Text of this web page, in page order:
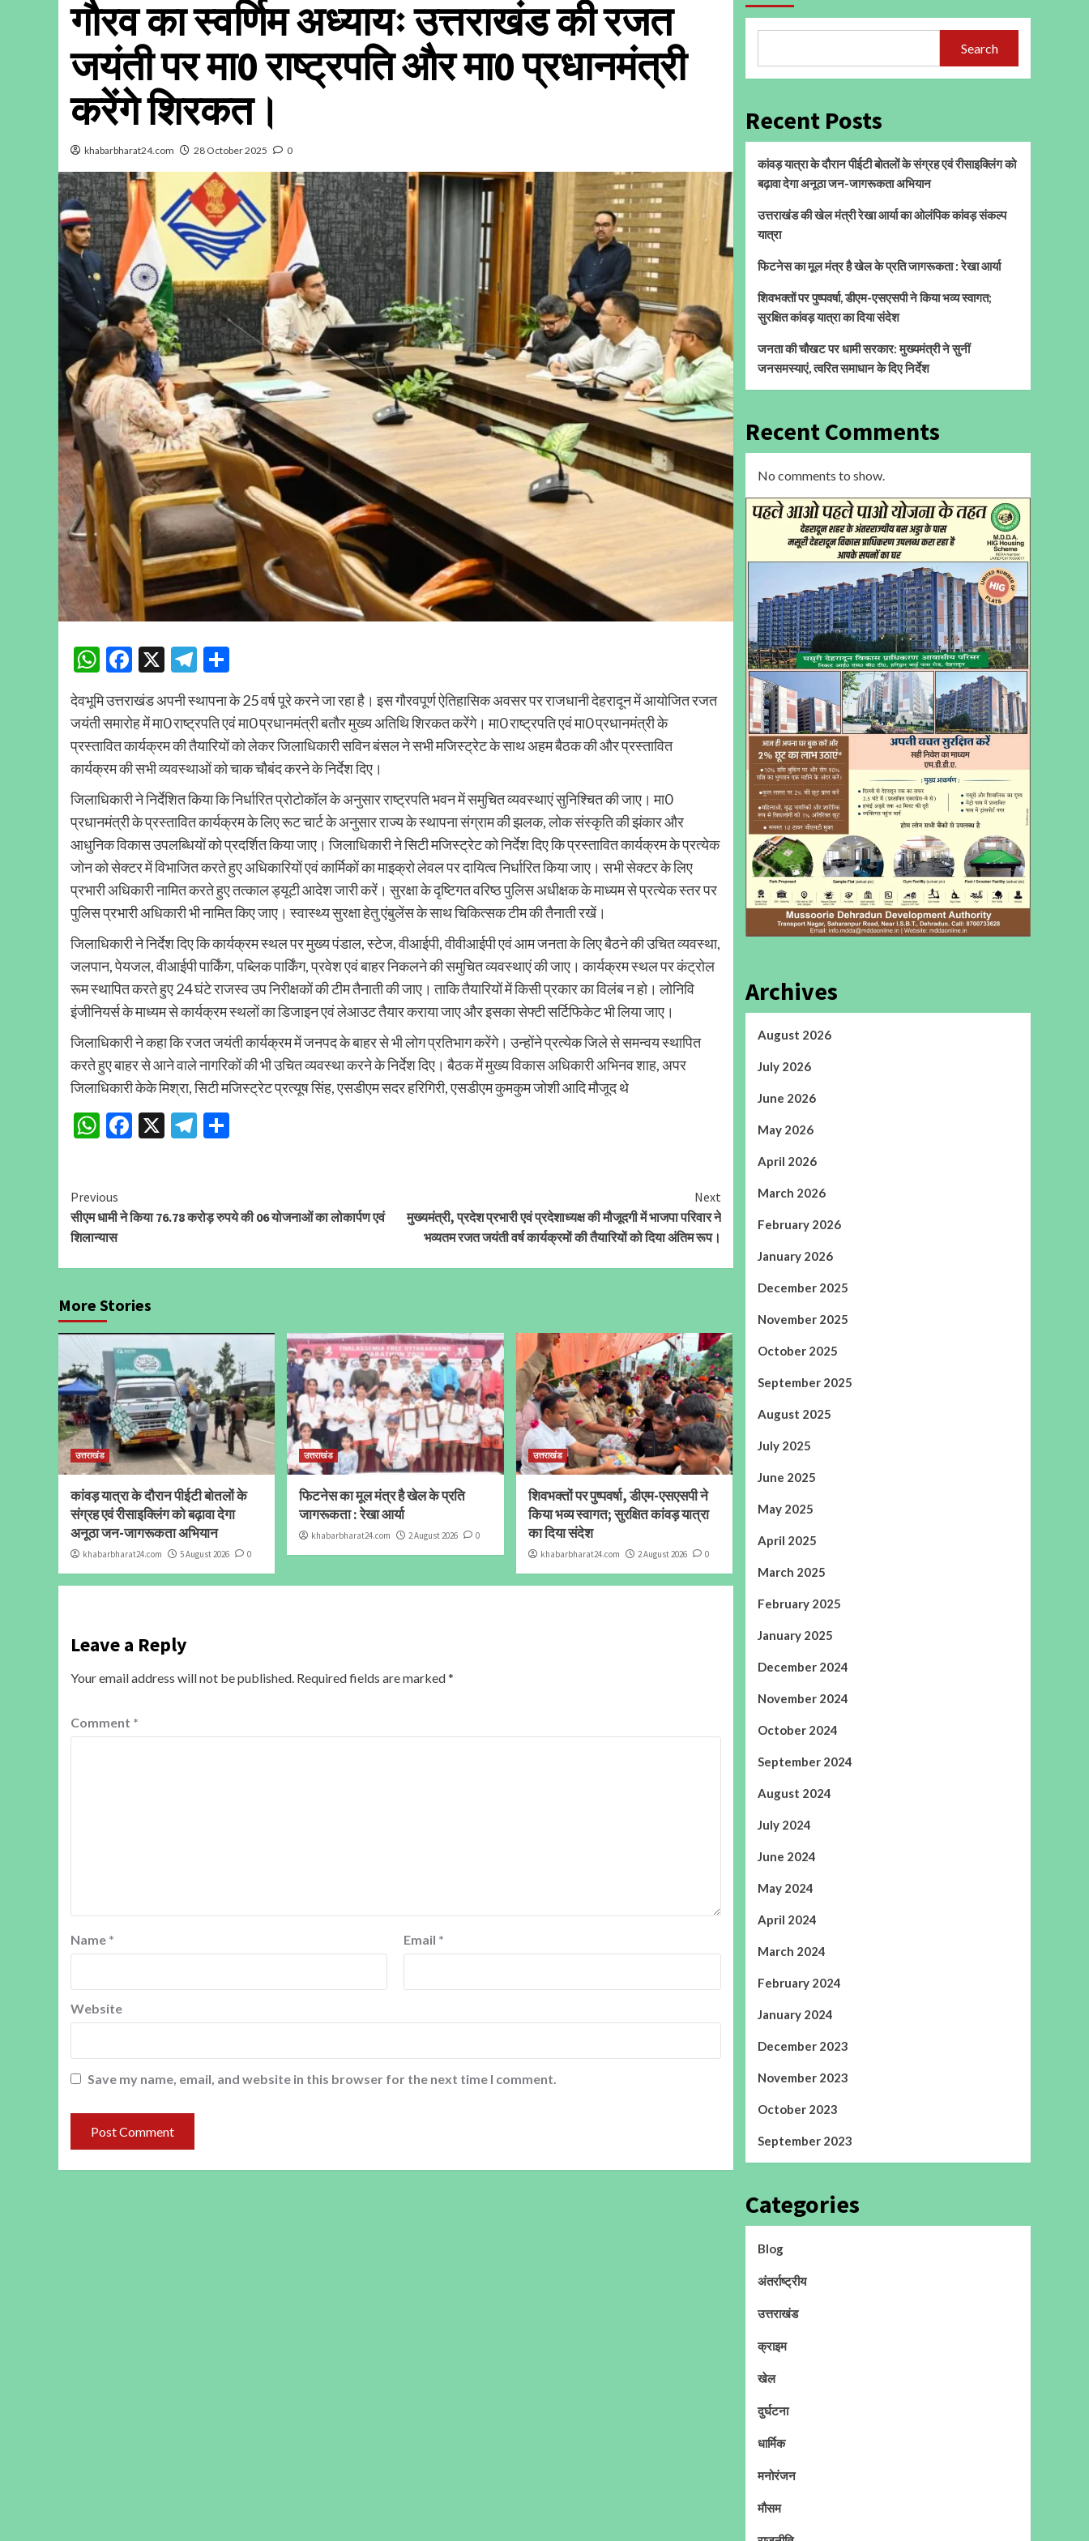
गौरव का स्वर्णिम अध्यायः उत्तराखंड की रजत
जयंती पर मा0 राष्ट्रपति और मा0 प्रधानमंत्री
करेंगे शिरकत।
khabarbharat24.com 28 October 2025 0
WhatsApp
Facebook
X Telegram
देवभूमि उत्तराखंड अपनी स्थापना के 25 वर्ष पूरे करने जा रहा है। इस गौरवपूर्ण ऐतिहासिक अवसर पर राजधानी देहरादून में आयोजित रजत
जयंती समारोह में मा0 राष्ट्रपति एवं मा0 प्रधानमंत्री बतौर मुख्य अतिथि शिरकत करेंगे। मा0 राष्ट्रपति एवं मा0 प्रधानमंत्री के
प्रस्तावित कार्यक्रम की तैयारियों को लेकर जिलाधिकारी सविन बंसल ने सभी मजिस्ट्रेट के साथ अहम बैठक की और प्रस्तावित
कार्यक्रम की सभी व्यवस्थाओं को चाक चौबंद करने के निर्देश दिए।
जिलाधिकारी ने निर्देशित किया कि निर्धारित प्रोटोकॉल के अनुसार राष्ट्रपति भवन में समुचित व्यवस्थाएं सुनिश्चित की जाए। मा0
प्रधानमंत्री के प्रस्तावित कार्यक्रम के लिए रूट चार्ट के अनुसार राज्य के स्थापना संग्राम की झलक, लोक संस्कृति की झंकार और
आधुनिक विकास उपलब्धियों को प्रदर्शित किया जाए। जिलाधिकारी ने सिटी मजिस्ट्रेट को निर्देश दिए कि प्रस्तावित कार्यक्रम के प्रत्येक
जोन को सेक्टर में विभाजित करते हुए अधिकारियों एवं कार्मिकों का माइक्रो लेवल पर दायित्व निर्धारित किया जाए। सभी सेक्टर के लिए
प्रभारी अधिकारी नामित करते हुए तत्काल ड्यूटी आदेश जारी करें। सुरक्षा के दृष्टिगत वरिष्ठ पुलिस अधीक्षक के माध्यम से प्रत्येक स्तर पर
पुलिस प्रभारी अधिकारी भी नामित किए जाए। स्वास्थ्य सुरक्षा हेतु एंबुलेंस के साथ चिकित्सक टीम की तैनाती रखें।
जिलाधिकारी ने निर्देश दिए कि कार्यक्रम स्थल पर मुख्य पंडाल, स्टेज, वीआईपी, वीवीआईपी एवं आम जनता के लिए बैठने की उचित व्यवस्था,
जलपान, पेयजल, वीआईपी पार्किंग, पब्लिक पार्किंग, प्रवेश एवं बाहर निकलने की समुचित व्यवस्थाएं की जाए। कार्यक्रम स्थल पर कंट्रोल
रूम स्थापित करते हुए 24 घंटे राजस्व उप निरीक्षकों की टीम तैनाती की जाए। ताकि तैयारियों में किसी प्रकार का विलंब न हो। लोनिवि
इंजीनियर्स के माध्यम से कार्यक्रम स्थलों का डिजाइन एवं लेआउट तैयार कराया जाए और इसका सेफ्टी सर्टिफिकेट भी लिया जाए।
जिलाधिकारी ने कहा कि रजत जयंती कार्यक्रम में जनपद के बाहर से भी लोग प्रतिभाग करेंगे। उन्होंने प्रत्येक जिले से समन्वय स्थापित
करते हुए बाहर से आने वाले नागरिकों की भी उचित व्यवस्था करने के निर्देश दिए। बैठक में मुख्य विकास अधिकारी अभिनव शाह, अपर
जिलाधिकारी केके मिश्रा, सिटी मजिस्ट्रेट प्रत्यूष सिंह, एसडीएम सदर हरिगिरी, एसडीएम कुमकुम जोशी आदि मौजूद थे
WhatsApp
Facebook
X Telegram
Continue
Reading
Previous
सीएम धामी ने किया 76.78 करोड़ रुपये की 06 योजनाओं का लोकार्पण एवं
शिलान्यास
Next
मुख्यमंत्री, प्रदेश प्रभारी एवं प्रदेशाध्यक्ष की मौजूदगी में भाजपा परिवार ने
भव्यतम रजत जयंती वर्ष कार्यक्रमों की तैयारियों को दिया अंतिम रूप।
More Stories
उत्तराखंड
कांवड़ यात्रा के दौरान पीईटी बोतलों के
संग्रह एवं रीसाइक्लिंग को बढ़ावा देगा
अनूठा जन-जागरूकता अभियान
khabarbharat24.com 5 August 2026 0
उत्तराखंड
फिटनेस का मूल मंत्र है खेल के प्रति
जागरूकता : रेखा आर्या
khabarbharat24.com 2 August 2026 0
उत्तराखंड
शिवभक्तों पर पुष्पवर्षा, डीएम-एसएसपी ने
किया भव्य स्वागत; सुरक्षित कांवड़ यात्रा
का दिया संदेश
khabarbharat24.com 2 August 2026 0
Leave a Reply
Your email address will not be published. Required fields are marked*
Comment *
Name * Email *
Website
Save my name, email, and website in this browser for the next time I comment.
Search
Recent Posts
कांवड़ यात्रा के दौरान पीईटी बोतलों के संग्रह एवं रीसाइक्लिंग को
बढ़ावा देगा अनूठा जन-जागरूकता अभियान
उत्तराखंड की खेल मंत्री रेखा आर्या का ओलंपिक कांवड़ संकल्प
यात्रा
फिटनेस का मूल मंत्र है खेल के प्रति जागरूकता : रेखा आर्या
शिवभक्तों पर पुष्पवर्षा, डीएम-एसएसपी ने किया भव्य स्वागत;
सुरक्षित कांवड़ यात्रा का दिया संदेश
जनता की चौखट पर धामी सरकार: मुख्यमंत्री ने सुनीं
जनसमस्याएं, त्वरित समाधान के दिए निर्देश
Recent Comments
No comments to show.
Archives
August 2026
July 2026
June 2026
May 2026
April 2026
March 2026
February 2026
January 2026
December 2025
November 2025
October 2025
September 2025
August 2025
July 2025
June 2025
May 2025
April 2025
March 2025
February 2025
January 2025
December 2024
November 2024
October 2024
September 2024
August 2024
July 2024
June 2024
May 2024
April 2024
March 2024
February 2024
January 2024
December 2023
November 2023
October 2023
September 2023
Categories
Blog
अंतर्राष्ट्रीय
उत्तराखंड
क्राइम
खेल
दुर्घटना
धार्मिक
मनोरंजन
मौसम